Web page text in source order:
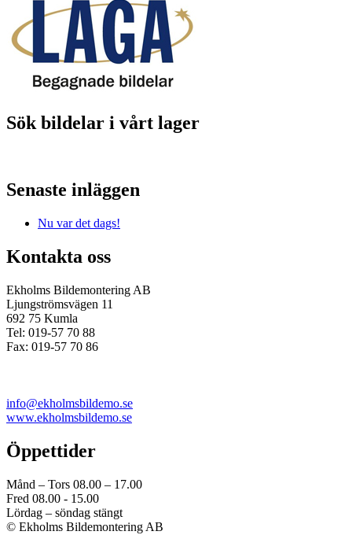
Sök bildelar i vårt lager
Senaste inläggen
Nu var det dags!
Kontakta oss
Ekholms Bildemontering AB
Ljungströmsvägen 11
692 75 Kumla
Tel: 019-57 70 88
Fax: 019-57 70 86
info@ekholmsbildemo.se
www.ekholmsbildemo.se
Öppettider
Månd – Tors 08.00 – 17.00
Fred 08.00 - 15.00
Lördag – söndag stängt
© Ekholms Bildemontering AB